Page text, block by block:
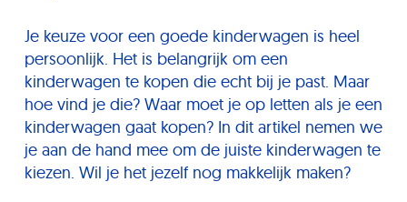
Je keuze voor een goede kinderwagen is heel
persoonlijk. Het is belangrijk om een
kinderwagen te kopen die echt bij je past. Maar
hoe vind je die? Waar moet je op letten als je een
kinderwagen gaat kopen? In dit artikel nemen we
je aan de hand mee om de juiste kinderwagen te
kiezen. Wil je het jezelf nog makkelijk maken?